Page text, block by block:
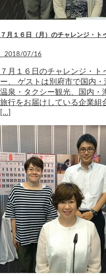
７月１６日（月）のチャレンジ・ト
2018/07/16
７月１６日のチャレンジ・
ー、 ゲストは別府市で国内
温泉・タクシー観光、国内・
旅行をお届けしている企業組
[…]